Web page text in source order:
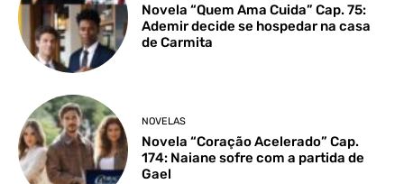
Novela “Quem Ama Cuida” Cap. 75:
Ademir decide se hospedar na casa
de Carmita
NOVELAS
Novela “Coração Acelerado” Cap.
174: Naiane sofre com a partida de
Gael